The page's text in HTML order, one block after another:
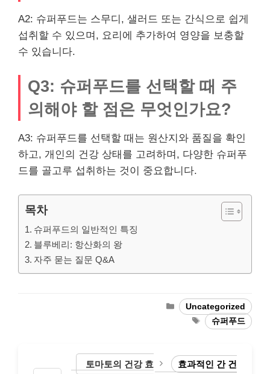
A2: 슈퍼푸드는 스무디, 샐러드 또는 간식으로 쉽게
섭취할 수 있으며, 요리에 추가하여 영양을 보충할
수 있습니다.
Q3: 슈퍼푸드를 선택할 때 주
의해야 할 점은 무엇인가요?
A3: 슈퍼푸드를 선택할 때는 원산지와 품질을 확인
하고, 개인의 건강 상태를 고려하며, 다양한 슈퍼푸
드를 골고루 섭취하는 것이 중요합니다.
목차
슈퍼푸드의 일반적인 특징
블루베리: 항산화의 왕
자주 묻는 질문 Q&A
Categories
Uncategorized
Tags슈퍼푸드
토마토의 건강 효
효과적인 간 건